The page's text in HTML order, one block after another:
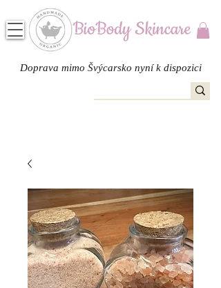
Doprava mimo Švýcarsko nyní k dispozici